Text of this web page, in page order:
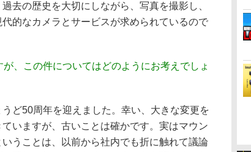
去の歴史を大切にしながら、写真を撮影し、
的なカメラとサービスが求められているので
、この件についてはどのようにお考えでしょ
ど50周年を迎えました。幸い、大きな変更を
いますが、古いことは確かです。実はマウン
うことは、以前から社内でも折に触れて議論